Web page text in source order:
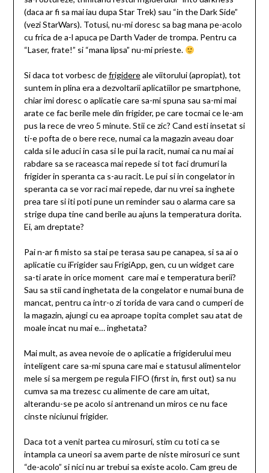
(daca ar fi sa mai iau dupa Star Trek) sau “in the Dark Side”
(vezi StarWars). Totusi, nu-mi doresc sa bag mana pe-acolo
cu frica de a-l apuca pe Darth Vader de trompa. Pentru ca
“Laser, frate!” si “mana lipsa” nu-mi prieste.
Si daca tot vorbesc defrigidereale viitorului (apropiat), tot
suntem in plina era a dezvoltarii aplicatiilor pe smartphone,
chiar imi doresc o aplicatie care sa-mi spuna sau sa-mi mai
arate ce fac berile mele din frigider, pe care tocmai ce le-am
pus la rece de vreo 5 minute. Stii ce zic? Cand esti insetat si
ti-e pofta de o bere rece, numai ca la magazin aveau doar
calda si le aduci in casa si le pui la racit, numai ca nu mai ai
rabdare sa se raceasca mai repede si tot faci drumuri la
frigider in speranta ca s-au racit. Le pui si in congelator in
speranta ca se vor raci mai repede, dar nu vrei sa inghete
prea tare si iti poti pune un reminder sau o alarma care sa
strige dupa tine cand berile au ajuns la temperatura dorita.
Ei, am dreptate?
Pai n-ar fi misto sa stai pe terasa sau pe canapea, si sa ai o
aplicatie cu iFrigider sau FrigiApp, gen, cu un widget care
sa-ti arate in orice moment care mai e temperatura berii?
Sau sa stii cand inghetata de la congelator e numai buna de
mancat, pentru ca intr-o zi torida de vara cand o cumperi de
la magazin, ajungi cu ea aproape topita complet sau atat de
moale incat nu mai e… inghetata?
Mai mult, as avea nevoie de o aplicatie a frigiderului meu
inteligent care sa-mi spuna care mai e statusul alimentelor
mele si sa mergem pe regula FIFO (first in, first out) sa nu
cumva sa ma trezesc cu alimente de care am uitat,
alterandu-se pe acolo si antrenand un miros ce nu face
cinste niciunui frigider.
Daca tot a venit partea cu mirosuri, stim cu toti ca se
intampla ca uneori sa avem parte de niste mirosuri ce sunt
“de-acolo” si nici nu ar trebui sa existe acolo. Cam greu de